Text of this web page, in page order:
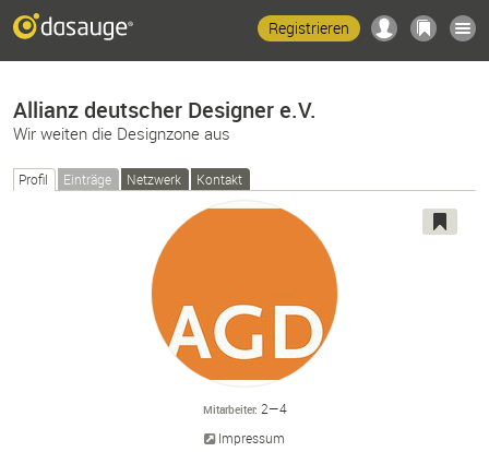
Registrieren
Allianz deutscher Designer e.V.
Wir weiten die Designzone aus
Profil Einträge Netzwerk Kontakt
Mitarbeiter 2—4
Impressum